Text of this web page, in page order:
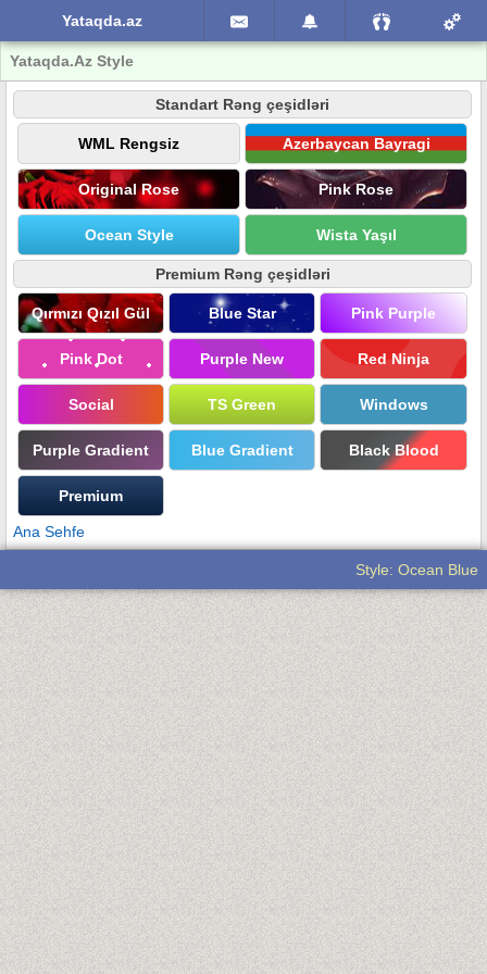
Yataqda.az
Yataqda.Az Style
Standart Rəng çeşidləri
WML Rengsiz Azerbaycan Bayragi
Original Rose Pink Rose
Ocean Style Wista Yaşıl
Premium Rəng çeşidləri
Qırmızı Qızıl Gül Blue Star Pink Purple
Pink Dot Purple New Red Ninja
Social TS Green Windows
Purple Gradient Blue Gradient Black Blood
Premium
Ana Sehfe
Style: Ocean Blue